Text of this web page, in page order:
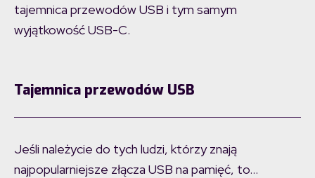
tajemnica przewodów USB i tym samym
wyjątkowość USB-C.
Tajemnica przewodów USB
Jeśli należycie do tych ludzi, którzy znają
najpopularniejsze złącza USB na pamięć, to…